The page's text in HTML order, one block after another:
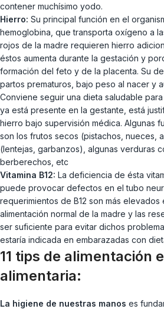
contener muchísimo yodo.
Hierro: Su principal función en el
hemoglobina, que transporta oxígeno a
rojos de la madre requieren hierro
éstos aumenta durante la gestación y
formación del feto y de la placenta. Su
partos prematuros, bajo peso al nacer y
Conviene seguir una dieta saludable
ya está presente en la gestante, está
hierro bajo supervisión médica. Algunas
son los frutos secos (pistachos, nueces,
(lentejas, garbanzos), algunas verduras
berberechos, etc
Vitamina B12: La deficiencia de ésta
puede provocar defectos en el tubo
requerimientos de B12 son más elevados
alimentación normal de la madre y las
ser suficiente para evitar dichos
estaría indicada en embarazadas con
11 tips de alimentación
alimentaria:
La higiene de nuestras manos es